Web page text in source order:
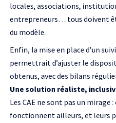
locales, associations,
entrepreneurs… tous doivent
du modèle.
Enfin, la mise en place d’un
permettrait d’ajuster le
obtenus, avec des bilans
Une solution réaliste,
Les CAE ne sont pas un mirage
fonctionnent ailleurs, et leurs